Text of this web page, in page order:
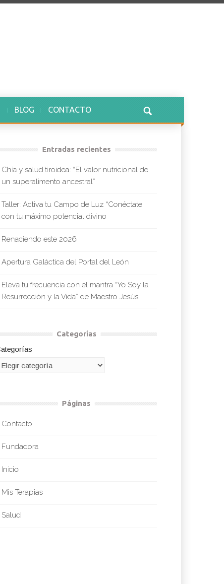
BLOG CONTACTO
Entradas recientes
Chía y salud tiroidea: “El valor nutricional de
un superalimento ancestral”
Taller: Activa tu Campo de Luz “Conéctate
con tu máximo potencial divino
Renaciendo este 2026
Apertura Galáctica del Portal del León
Eleva tu frecuencia con el mantra “Yo Soy la
Resurrección y la Vida” de Maestro Jesús
Categorías
Páginas
Contacto
Fundadora
Inicio
Mis Terapias
Salud